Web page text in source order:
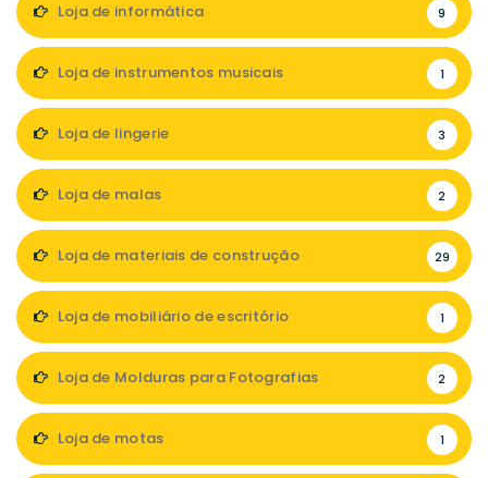
Loja de informática 9
Loja de instrumentos musicais 1
Loja de lingerie 3
Loja de malas 2
Loja de materiais de construção 29
Loja de mobiliário de escritório 1
Loja de Molduras para Fotografias 2
Loja de motas 1